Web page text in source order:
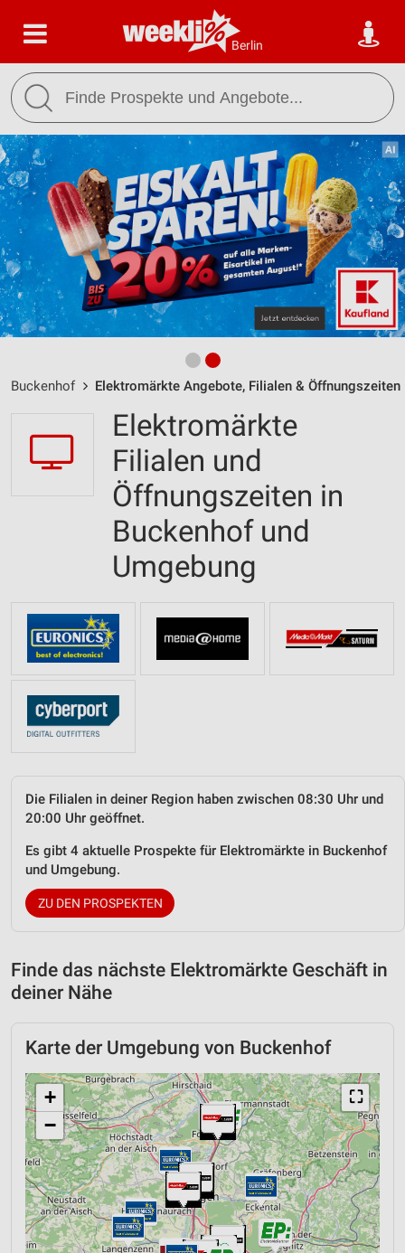
Berlin
Buckenhof Elektromärkte Angebote, Filialen & Öffnungszeiten
Elektromärkte
Filialen und
Öffnungszeiten in
Buckenhof und
Umgebung
Die Filialen in deiner Region haben zwischen 08:30 Uhr und
20:00 Uhr geöffnet.
Es gibt 4 aktuelle Prospekte für Elektromärkte in Buckenhof
und Umgebung.
ZU DEN PROSPEKTEN
Finde das nächste Elektromärkte Geschäft in
deiner Nähe
Karte der Umgebung von Buckenhof
⛶
+
−